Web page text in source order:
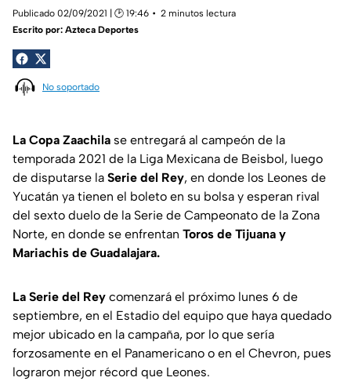
Publicado 02/09/2021 | 🕑 19:46
2 minutos lectura
Escrito por: Azteca Deportes
No soportado
La Copa Zaachila se entregará al campeón de la
temporada 2021 de la Liga Mexicana de Beisbol, luego
de disputarse la Serie del Rey, en donde los Leones de
Yucatán ya tienen el boleto en su bolsa y esperan rival
del sexto duelo de la Serie de Campeonato de la Zona
Norte, en donde se enfrentan Toros de Tijuana y
Mariachis de Guadalajara.
La Serie del Rey comenzará el próximo lunes 6 de
septiembre, en el Estadio del equipo que haya quedado
mejor ubicado en la campaña, por lo que sería
forzosamente en el Panamericano o en el Chevron, pues
lograron mejor récord que Leones.